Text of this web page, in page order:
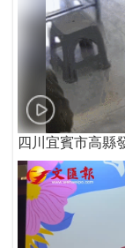
四川宜賓市高